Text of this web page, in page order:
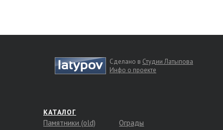
Сделано в Студии Латыпова
Инфо о проекте
КАТАЛОГ
Памятники (old)
Ограды